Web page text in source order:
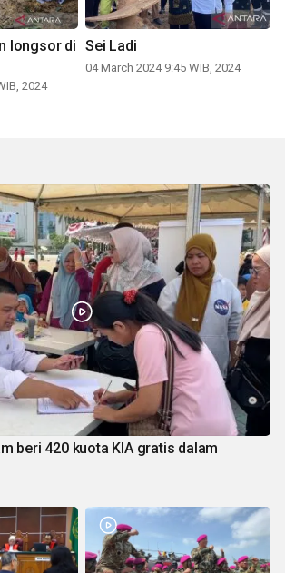
longsor di
2024
Sei Ladi
04 March 2024 9:45 WIB, 2024
beri 420 kuota KIA gratis dalam